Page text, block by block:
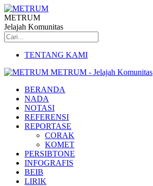
METRUM
Jelajah Komunitas
TENTANG KAMI
METRUM - Jelajah Komunitas
BERANDA
NADA
NOTASI
REFERENSI
REPORTASE
CORAK
KOMET
PERSIBTONE
INFOGRAFIS
BEIB
LIRIK